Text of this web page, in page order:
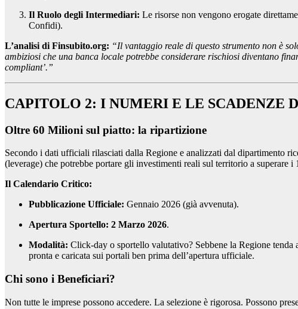
Il Ruolo degli Intermediari: Le risorse non vengono erogate
Confidi).
L’analisi di Finsubito.org: “Il vantaggio reale di questo strumento non è
ambiziosi che una banca locale potrebbe considerare rischiosi diventano
compliant’.”
CAPITOLO 2: I NUMERI E LE SCADENZE
Oltre 60 Milioni sul piatto: la ripartizione
Secondo i dati ufficiali rilasciati dalla Regione e analizzati dal dipartimento
(leverage) che potrebbe portare gli investimenti reali sul territorio a superare
Il Calendario Critico:
Pubblicazione Ufficiale: Gennaio 2026 (già avvenuta).
Apertura Sportello: 2 Marzo 2026.
Modalità: Click-day o sportello valutativo? Sebbene la Regione
pronta e caricata sui portali ben prima dell’apertura ufficiale.
Chi sono i Beneficiari?
Non tutte le imprese possono accedere. La selezione è rigorosa. Possono